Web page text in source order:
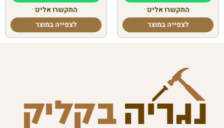
התקשרו אלינו
לצפייה במוצר
התקשרו אלינו
לצפייה במוצר